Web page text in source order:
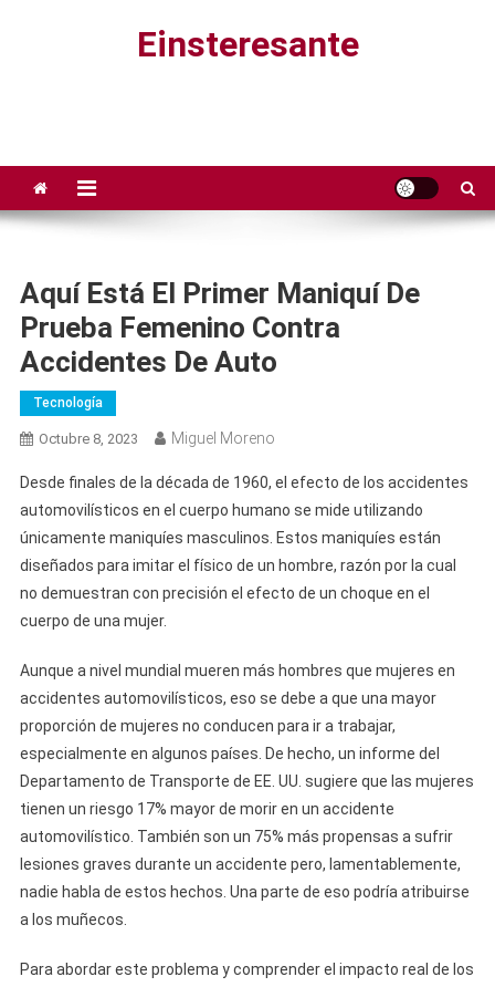
Einsteresante
Aquí Está El Primer Maniquí De
Prueba Femenino Contra
Accidentes De Auto
Tecnología
Octubre 8, 2023 Miguel Moreno
Desde finales de la década de 1960, el efecto de los accidentes
automovilísticos en el cuerpo humano se mide utilizando
únicamente maniquíes masculinos. Estos maniquíes están
diseñados para imitar el físico de un hombre, razón por la cual
no demuestran con precisión el efecto de un choque en el
cuerpo de una mujer.
Aunque a nivel mundial mueren más hombres que mujeres en
accidentes automovilísticos, eso se debe a que una mayor
proporción de mujeres no conducen para ir a trabajar,
especialmente en algunos países. De hecho, un informe del
Departamento de Transporte de EE. UU. sugiere que las mujeres
tienen un riesgo 17% mayor de morir en un accidente
automovilístico. También son un 75% más propensas a sufrir
lesiones graves durante un accidente pero, lamentablemente,
nadie habla de estos hechos. Una parte de eso podría atribuirse
a los muñecos.
Para abordar este problema y comprender el impacto real de los